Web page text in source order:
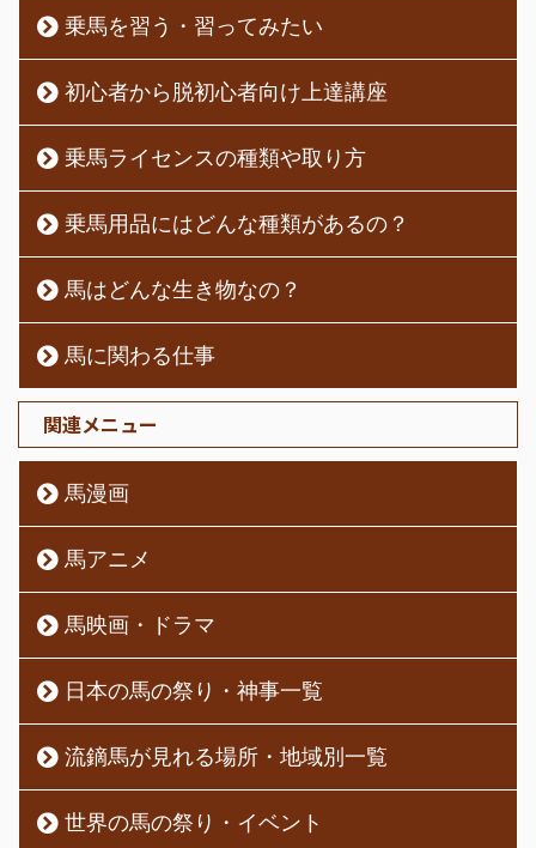
乗馬を習う・習ってみたい
初心者から脱初心者向け上達講座
乗馬ライセンスの種類や取り方
乗馬用品にはどんな種類があるの？
馬はどんな生き物なの？
馬に関わる仕事
関連メニュー
馬漫画
馬アニメ
馬映画・ドラマ
日本の馬の祭り・神事一覧
流鏑馬が見れる場所・地域別一覧
世界の馬の祭り・イベント